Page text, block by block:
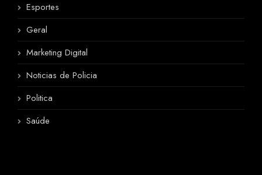
Esportes
Geral
Marketing Digital
Noticias de Policia
Politica
Saúde